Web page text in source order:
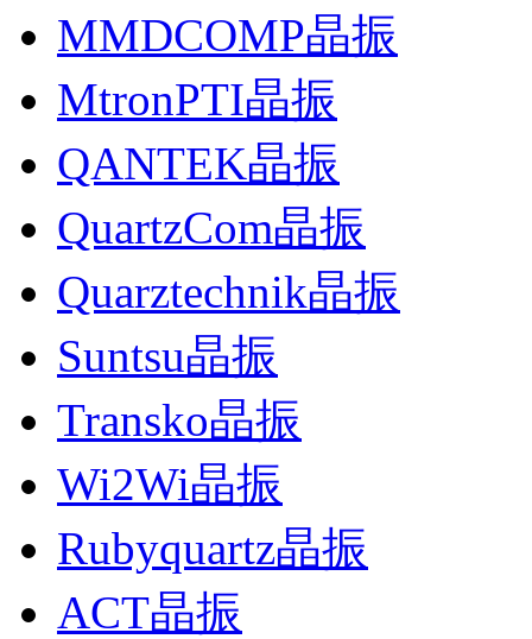
MMDCOMP晶振
MtronPTI晶振
QANTEK晶振
QuartzCom晶振
Quarztechnik晶振
Suntsu晶振
Transko晶振
Wi2Wi晶振
Rubyquartz晶振
ACT晶振